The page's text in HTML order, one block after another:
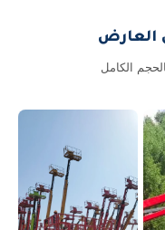
العارض
الكامل